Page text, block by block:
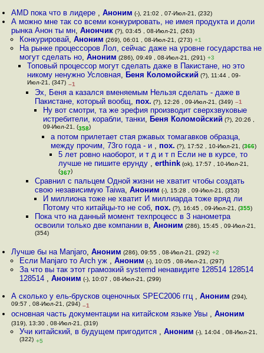
AMD пока что в лидере ,Аноним (-), 21:02 , 07-Июл-21, (232)
А можно мне так со всеми конкурировать, не имея продукта и доли
рынка Анон ты мн,Анончик (?), 03:45 , 08-Июл-21, (263)
Конкурировай, Аноним (269), 06:01 , 08-Июл-21, (273) +1
На рынке процессоров Лол, сейчас даже на уровне государства не
могут сделать но, Аноним (286), 09:49 , 08-Июл-21, (291) +3
Топовый процессор могут сделать даже в Пакистане, но это
никому ненужно Условная, Беня Коломойский (?), 11:44 , 09-
Июл-21, (347) –1
Эх, Беня а казался вменяемым Нельзя сделать - даже в
Пакистане, который вообщ, пох. (?), 12:26 , 09-Июл-21, (349) –1
Ну вот смотри, та же эрефия производит сверхзвуковые
истребители, корабли, танки, Беня Коломойский (?), 20:26 ,
09-Июл-21, (358)
а потом прилетает стая ржавых томагавков образца,
между прочим, 73го года - и , пох. (?), 17:52 , 10-Июл-21, (366)
5 лет ровно наоборот, и т д и т п Если не в курсе, то
лучше не пишите ерунду ,erthink (ok), 17:57 , 10-Июл-21,
(367)
Сравнил с пальцем Одной жизни не хватит чтобы создать
свою независимую Taiwa,Аноним (-), 15:28 , 09-Июл-21, (353)
И миллиона тоже не хватит И миллиарда тоже вряд ли
Потому что китайцы-то не соб, пох. (?), 16:45 , 09-Июл-21, (355)
Пока что на данный момент техпроцесс в 3 нанометра
освоили только две компании в,Аноним (286), 15:45 , 09-Июл-21,
(354)
Лучше бы на Manjaro,Аноним (286), 09:55 , 08-Июл-21, (292) +2
Если Manjaro то Arch уж , Аноним (-), 10:05 , 08-Июл-21, (297)
За что вы так этот грамозкий systemd ненавидите 128514 128514
128514 , Аноним (-), 10:07 , 08-Июл-21, (299)
А сколько у ель-брусков оценочных SPEC2006 ггц ,Аноним (294),
09:57 , 08-Июл-21, (294) –1
основная часть документации на китайском языке Увы ,Аноним
(319), 13:30 , 08-Июл-21, (319)
Учи китайский, в будущем пригодится , Аноним (-), 14:04 , 08-Июл-21,
(322) +5